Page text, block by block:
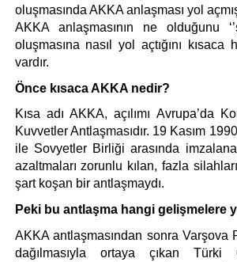
oluşmasında AKKA anlaşması yol
AKKA anlaşmasının ne olduğunu
oluşmasına nasıl yol açtığını kısaca
vardır.
Önce kısaca AKKA nedir?
Kısa adı AKKA, açılımı Avrupa’da
Kuvvetler Antlaşmasıdır. 19 Kasım
ile Sovyetler Birliği arasında
azaltmaları zorunlu kılan, fazla
şart koşan bir antlaşmaydı.
Peki bu antlaşma hangi gelişmelere
AKKA antlaşmasından sonra Varşova
dağılmasıyla ortaya çıkan Türki